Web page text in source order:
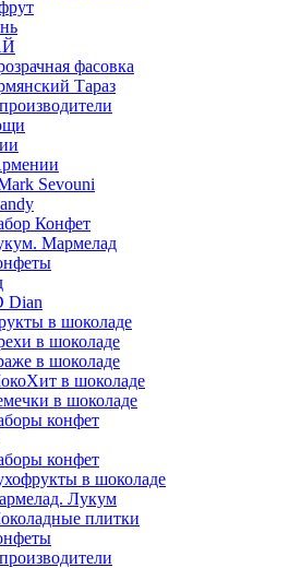
фасовка
Тараз
Sevouni
Конфет
Мармелад
Dian
в шоколаде
в шоколаде
в шоколаде
в шоколаде
в шоколаде
конфет
конфет
в шоколаде
Лукум
плитки